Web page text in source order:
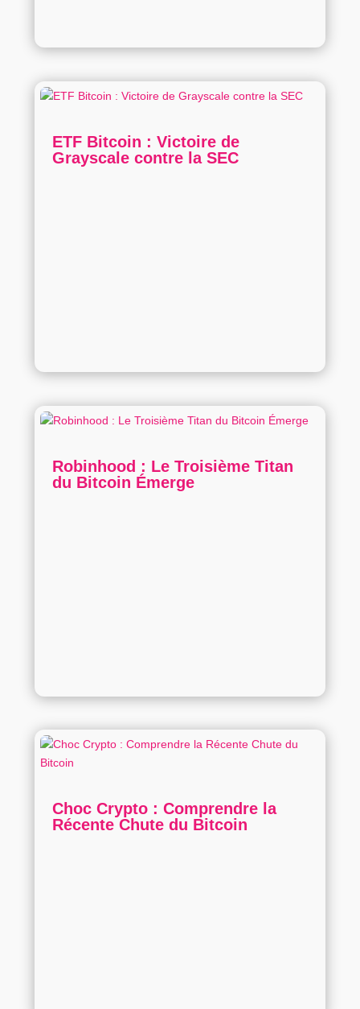
ETF Bitcoin : Victoire de
Grayscale contre la SEC
Robinhood : Le Troisième Titan
du Bitcoin Émerge
Choc Crypto : Comprendre la
Récente Chute du Bitcoin